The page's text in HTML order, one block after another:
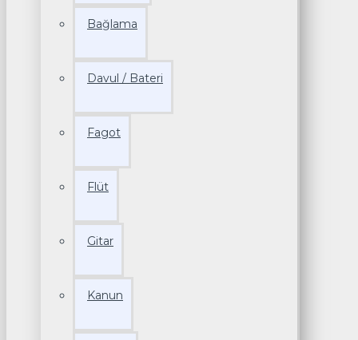
Bağlama
Davul / Bateri
Fagot
Flüt
Gitar
Kanun